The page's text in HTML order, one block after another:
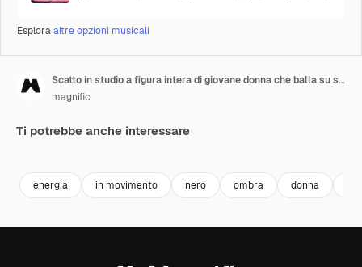
Esploraaltre opzioni musicali
Scatto in studio a figura intera di giovane donna che balla su sfondo illuminato di blu e rosa
magnific
Ti potrebbe anche interessare
energia in movimento nero ombra donna